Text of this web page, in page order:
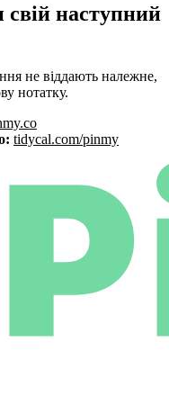
наступний
не віддають належне,
нотатку.
tidycal.com/pinmy